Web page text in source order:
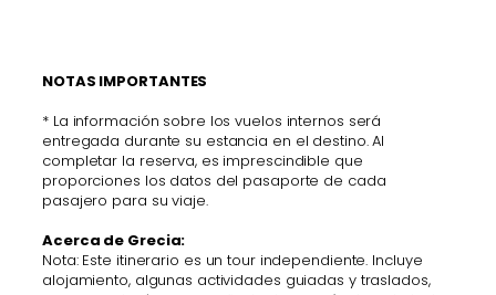
NOTAS IMPORTANTES
* La información sobre los vuelos internos será
entregada durante su estancia en el destino. Al
completar la reserva, es imprescindible que
proporciones los datos del pasaporte de cada
pasajero para su viaje.
Acerca de Grecia:
Nota: Este itinerario es un tour independiente. Incluye
alojamiento, algunas actividades guiadas y traslados,